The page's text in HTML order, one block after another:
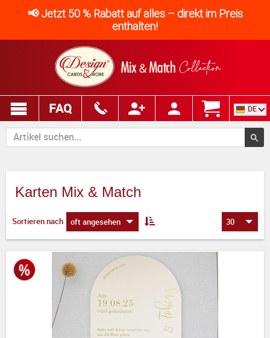
📢 Jetzt 50 % Rabatt auf alles – direkt im Preis
enthalten!
FAQ DE
Karten Mix & Match
Sortieren nach oft angesehen 30